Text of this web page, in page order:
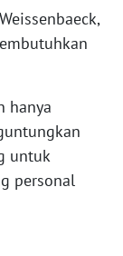
hanya
untuk
personal